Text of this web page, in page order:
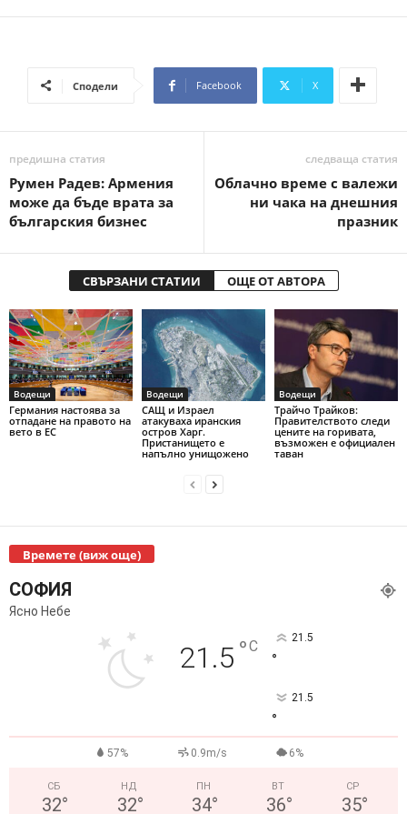
Сподели Facebook X
предишна статия
Румен Радев: Армения
може да бъде врата за
българския бизнес
следваща статия
Облачно време с валежи
ни чака на днешния
празник
СВЪРЗАНИ СТАТИИ ОЩЕ ОТ АВТОРА
Водещи
Германия настоява за
отпадане на правото на
вето в ЕС
Водещи
САЩ и Израел
атакуваха иранския
остров Харг.
Пристанището е
напълно унищожено
Водещи
Трайчо Трайков:
Правителството следи
цените на горивата,
възможен е официален
таван
Времете (виж още)
СОФИЯ
Ясно Небе
21.5 °C 21.5
°
21.5
°
57% 0.9m/s 6%
СБ
32°
НД
32°
ПН
34°
ВТ
36°
СР
35°